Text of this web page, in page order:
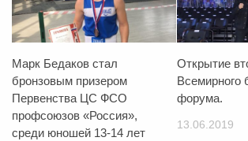
Марк Бедаков стал
бронзовым призером
Первенства ЦС ФСО
профсоюзов «Россия»,
среди юношей 13-14 лет
Открытие
Всемирного
форума.
13.06.2019